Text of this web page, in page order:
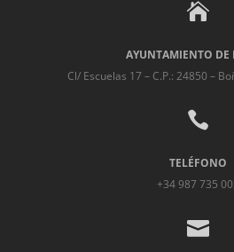

AYUNTAMIENTO DE
Cl/ Escuelas 17 – C.P.: 24850 –

TELÉFONO
+34 987 735
